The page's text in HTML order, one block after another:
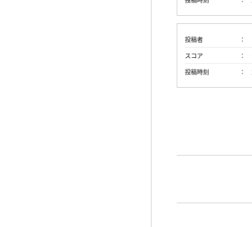
投稿者
スコア
投稿時刻